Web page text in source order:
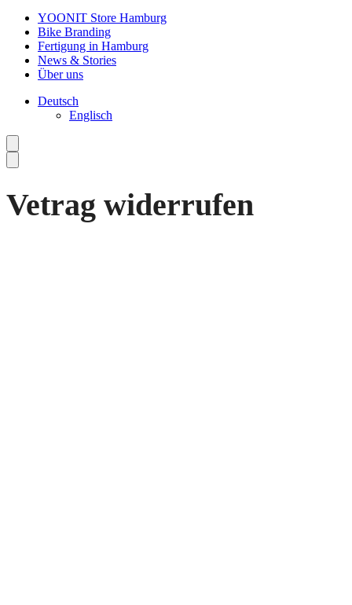
YOONIT Store Hamburg
Bike Branding
Fertigung in Hamburg
News & Stories
Über uns
Deutsch
Englisch
Vetrag widerrufen